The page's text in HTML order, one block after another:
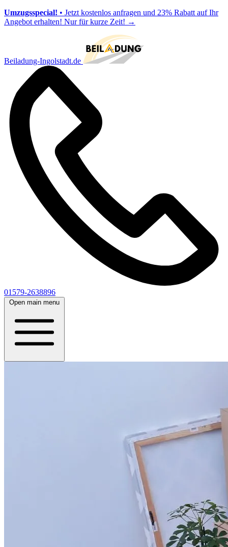
Umzugsspecial! • Jetzt kostenlos anfragen und 23% Rabatt auf Ihr
Angebot erhalten! Nur für kurze Zeit! →
Beiladung-Ingolstadt.de
01579-2638896
Open main menu